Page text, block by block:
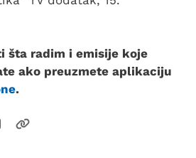
šta radim i emisije koje
ako preuzmete aplikaciju
.